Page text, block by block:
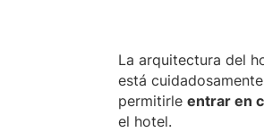
La arquitectura del
está
permitirle entrar en
el hotel.